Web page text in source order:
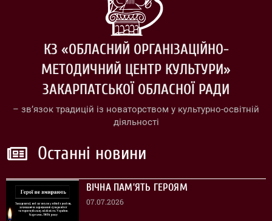
КЗ «ОБЛАСНИЙ ОРГАНІЗАЦІЙНО-
МЕТОДИЧНИЙ ЦЕНТР КУЛЬТУРИ»
ЗАКАРПАТСЬКОЇ ОБЛАСНОЇ РАДИ
– зв’язок традицій із новаторством у культурно-освітній
діяльності
Останні новини
ВІЧНА ПАМ’ЯТЬ ГЕРОЯМ
07.07.2026